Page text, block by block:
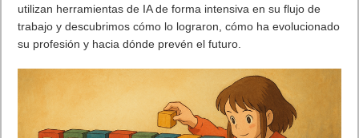
utilizan herramientas de IA de forma intensiva en su flujo de
trabajo y descubrimos cómo lo lograron, cómo ha evolucionado
su profesión y hacia dónde prevén el futuro.